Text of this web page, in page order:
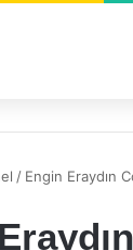
/ Engin Eraydın